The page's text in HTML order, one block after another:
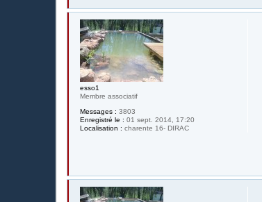
esso1
Membre associatif
Messages : 3803
Enregistré le : 01 sept. 2014, 17:20
Localisation : charente 16- DIRAC